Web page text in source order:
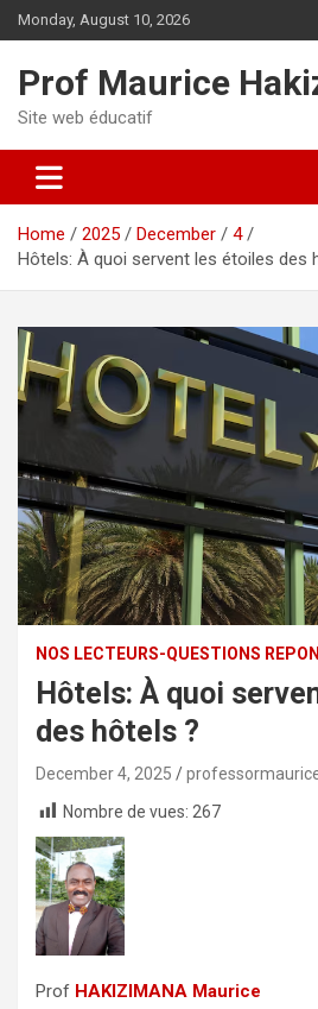
Skip
to
Monday, August 10, 2026
Prof Maurice
Site web éducatif
Home 2025 December
4
Hôtels: À quoi servent les étoiles des
NOS LECTEURS-QUESTIONS
Hôtels: À quoi
des hôtels ?
December 4, 2025
Nombre de vues: 267
Prof HAKIZIMANA Maurice